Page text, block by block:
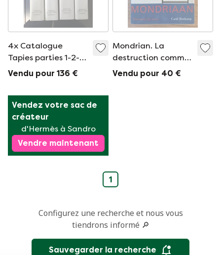
4x Catalogue
Tapies parties 1-2-3-
4
Vendu pour 136 €
Mondrian. La
destruction comme
art
Vendu pour 40 €
Vendez votre sac de
créateur
d'Hermès à Sandro
Vendre maintenant
1
Configurez une recherche et nous vous
tiendrons informé 🔎
Sauvegarder la recherche